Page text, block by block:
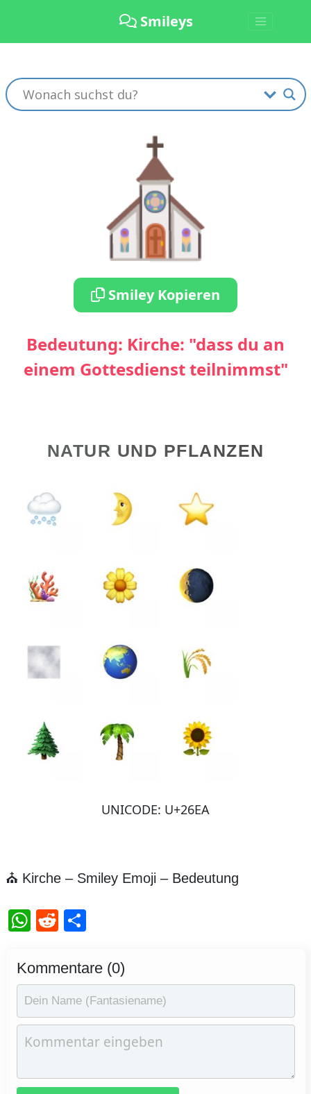
Smileys
⛪️
Smiley Kopieren
Bedeutung: Kirche: "dass du an
einem Gottesdienst teilnimmst"
NATUR UND PFLANZEN
UNICODE: U+26EA
⛪️ Kirche – Smiley Emoji – Bedeutung
WhatsApp
Reddit
Teilen
Kommentare (0)